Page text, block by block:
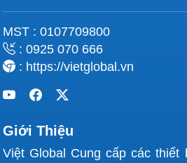
MST : 0107709800
: 0925 070 666
: https://vietglobal.vn
Giới Thiệu
Việt Global Cung cấp các